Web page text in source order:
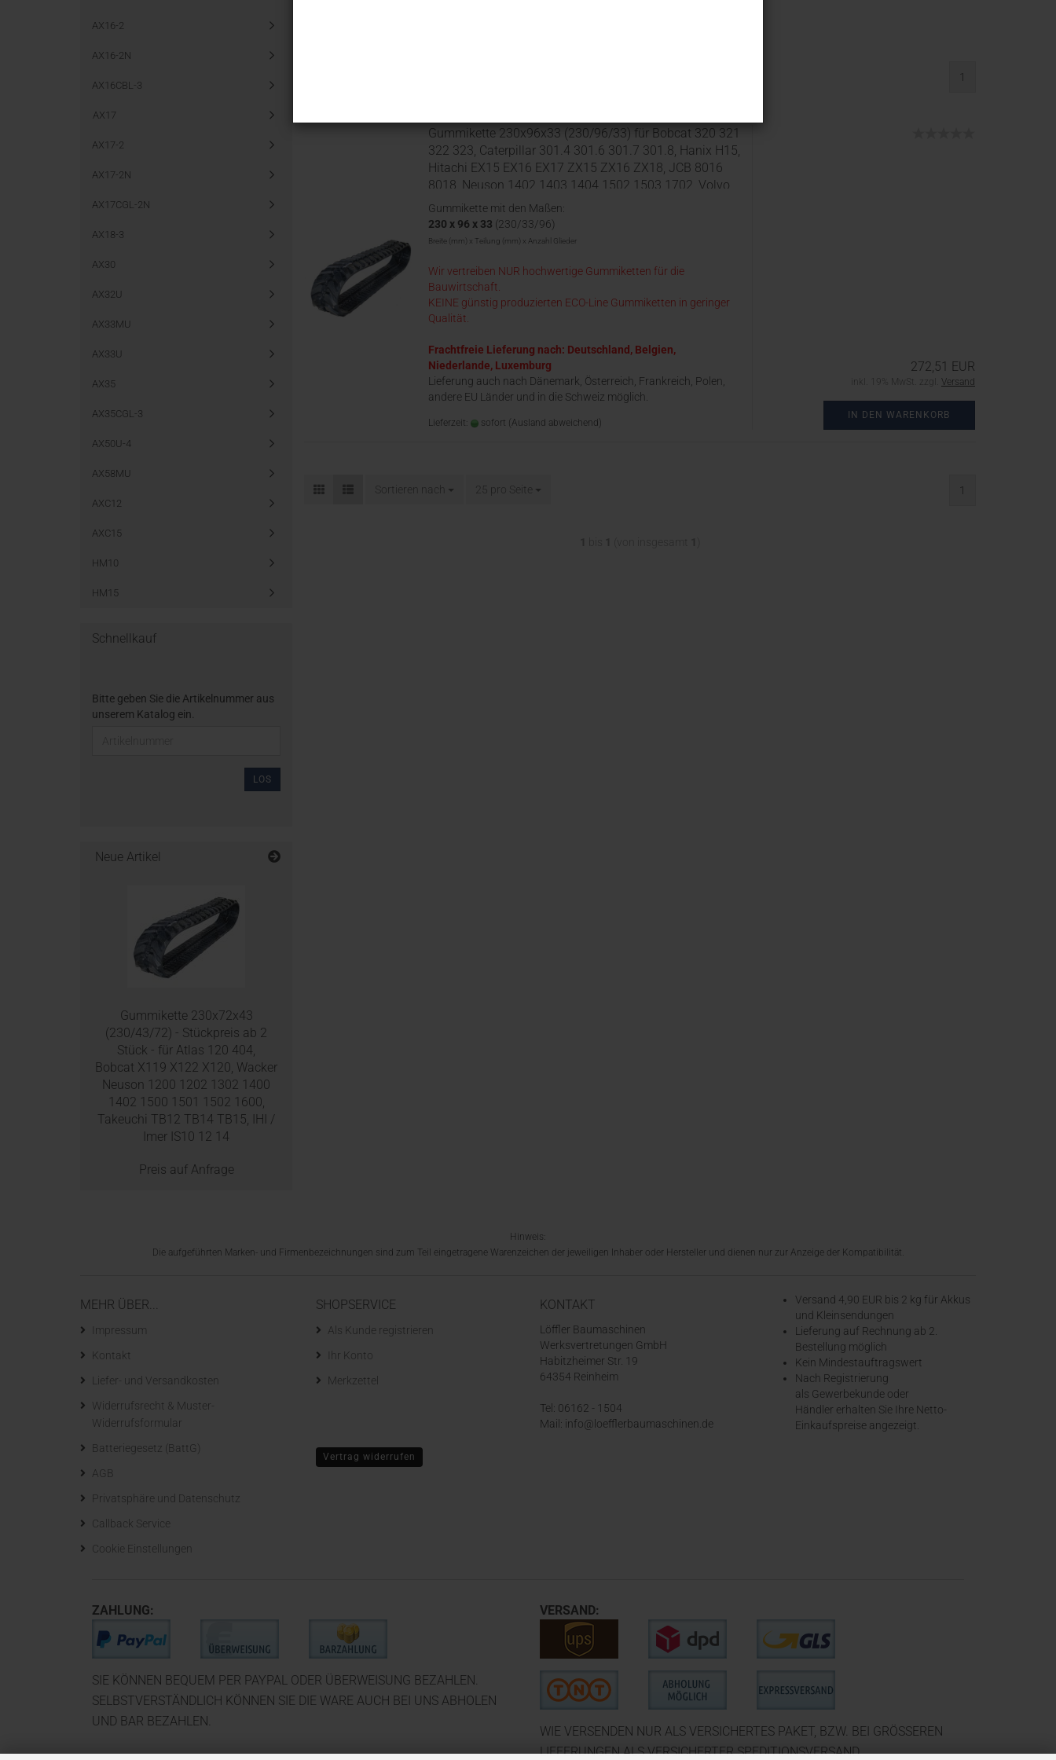
1
Gummikette 230x96x33 (230/96/33) für Bobcat 320 321
322 323, Caterpillar 301.4 301.6 301.7 301.8, Hanix H15,
Hitachi EX15 EX16 EX17 ZX15 ZX16 ZX18, JCB 8016
8018, Neuson 1402 1403 1404 1502 1503 1702, Volvo
EC13 EC15 EC17 EC18
Gummikette mit den Maßen:
230 x 96 x 33 (230/33/96)
Breite (mm) x Teilung (mm) x Anzahl Glieder
Wir vertreiben NUR hochwertige Gummiketten für die
Bauwirtschaft.
KEINE günstig produzierten ECO-Line Gummiketten in geringer
Qualität.
Frachtfreie Lieferung nach: Deutschland, Belgien,
Niederlande, Luxemburg
Lieferung auch nach Dänemark, Österreich, Frankreich, Polen,
andere EU Länder und in die Schweiz möglich.
Lieferzeit: sofort (Ausland abweichend)
272,51 EUR
inkl. 19% MwSt. zzgl. Versand
IN DEN WARENKORB
Sortieren nach 25 pro Seite 1
AX16-2
AX16-2N
AX16CBL-3
AX17
AX17-2
AX17-2N
AX17CGL-2N
AX18-3
AX30
AX32U
AX33MU
AX33U
AX35
AX35CGL-3
AX50U-4
AX58MU
AXC12
AXC15
HM10
HM15
Schnellkauf
Bitte geben Sie die Artikelnummer aus
unserem Katalog ein.
LOS
Neue Artikel
Gummikette 230x72x43
(230/43/72) - Stückpreis ab 2
Stück - für Atlas 120 404,
Bobcat X119 X122 X120, Wacker
Neuson 1200 1202 1302 1400
1402 1500 1501 1502 1600,
Takeuchi TB12 TB14 TB15, IHI /
Imer IS10 12 14
Preis auf Anfrage
Hinweis:
Die aufgeführten Marken- und Firmenbezeichnungen sind zum Teil eingetragene Warenzeichen der jeweiligen Inhaber oder Hersteller und dienen nur zur Anzeige der Kompatibilität.
MEHR ÜBER...
Impressum
Kontakt
Liefer- und Versandkosten
Widerrufsrecht & Muster-
Widerrufsformular
Batteriegesetz (BattG)
AGB
Privatsphäre und Datenschutz
Callback Service
Cookie Einstellungen
SHOPSERVICE
Als Kunde registrieren
Ihr Konto
Merkzettel
KONTAKT
Löffler Baumaschinen
Werksvertretungen GmbH
Habitzheimer Str. 19
64354 Reinheim
Tel: 06162 - 1504
Mail: info@loefflerbaumaschinen.de
Versand 4,90 EUR bis 2 kg für Akkus
und Kleinsendungen
​Lieferung auf Rechnung ab 2.
Bestellung möglich
Kein Mindestauftragswert
Nach Registrierung
als Gewerbekunde oder
Händler erhalten Sie Ihre Netto-
Einkaufspreise angezeigt.
Vertrag widerrufen
ZAHLUNG:
SIE KÖNNEN BEQUEM PER PAYPAL ODER ÜBERWEISUNG BEZAHLEN.
SELBSTVERSTÄNDLICH KÖNNEN SIE DIE WARE AUCH BEI UNS ABHOLEN
UND BAR BEZAHLEN.
VERSAND:
WIE VERSENDEN NUR ALS VERSICHERTES PAKET, BZW. BEI GRÖSSEREN
LIEFERUNGEN ALS VERSICHERTER SPEDITIONSVERSAND.